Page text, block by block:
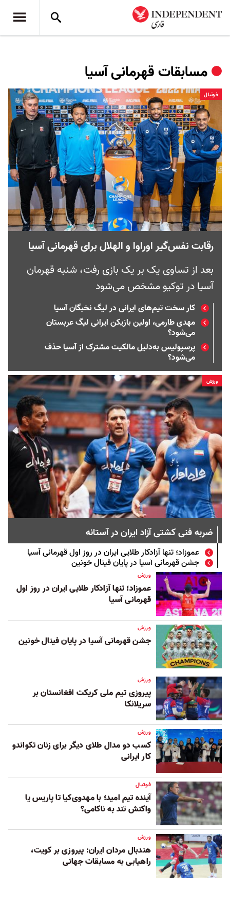
مسابقات قهرمانی آسیا
فوتبال
رقابت نفس‌گیر اوراوا و الهلال برای قهرمانی آسیا
بعد از تساوی یک بر یک بازی رفت، شنبه قهرمان
آسیا در توکیو مشخص می‌شود
کار سخت تیم‌های ایرانی در لیگ نخبگان آسیا
مهدی طارمی، اولین بازیکن ایرانی لیگ عربستان
می‌شود؟
پرسپولیس به‌دلیل مالکیت مشترک از آسیا حذف
می‌شود؟
ورزش
ضربه فنی کشتی آزاد ایران در آستانه
عموزاد؛ تنها آزادکار طلایی ایران در روز اول قهرمانی آسیا
جشن قهرمانی آسیا در پایان فینال خونین
ورزش
عموزاد؛ تنها آزادکار طلایی ایران در روز اول
قهرمانی آسیا
ورزش
جشن قهرمانی آسیا در پایان فینال خونین
ورزش
پیروزی تیم ملی کریکت افغانستان بر
سریلانکا
ورزش
کسب دو مدال طلای دیگر برای زنان تکواندو
کار ایرانی
فوتبال
آینده تیم امید؛ با مهدوی‌کیا تا پاریس یا
واکنش تند به ناکامی؟
ورزش
هندبال مردان ایران: پیروزی بر کویت،
راهیابی به مسابقات جهانی